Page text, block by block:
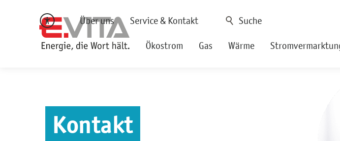
Über uns Service & Kontakt
Ökostrom Gas Wärme
Kontakt